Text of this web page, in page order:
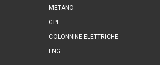
METANO
GPL
COLONNINE ELETTRICHE
LNG